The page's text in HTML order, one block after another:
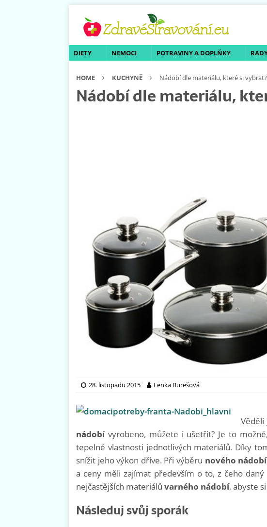
DIETY NEMOCI POTRAVINY A DOPLŇKY
HOME KUCHYNĚ Nádobí dle materiálu, které si vybrat?
Nádobí dle materiálu,
28. listopadu 2015 Lenka Burešová
nádobívyrobeno, můžete i ušetřit? Je to
tepelné vlastnosti jednotlivých materiálů. Díky
snížit jeho výkon dříve. Při výběru nového nádobí
a ceny měli zajímat především o to, z čeho
nejčastějších materiálů varného nádobí, abyste
Následuj svůj sporák